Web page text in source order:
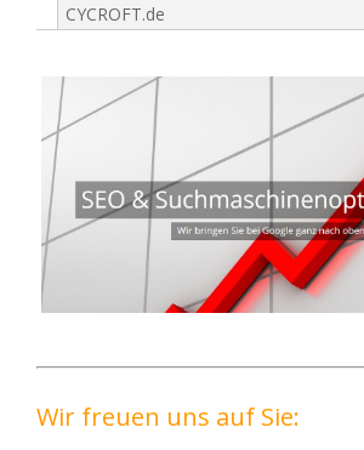
CYCROFT.de
Wir freuen uns auf Sie: